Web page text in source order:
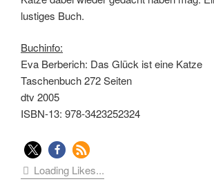
lustiges Buch.
Buchinfo:
Eva Berberich: Das Glück ist eine Katze
Taschenbuch 272 Seiten
dtv 2005
ISBN-13: 978-3423252324
Loading Likes...